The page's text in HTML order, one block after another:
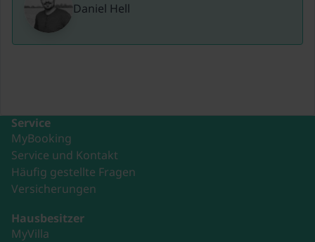
Daniel Hell
Service
MyBooking
Service und Kontakt
Häufig gestellte Fragen
Versicherungen
Hausbesitzer
MyVilla